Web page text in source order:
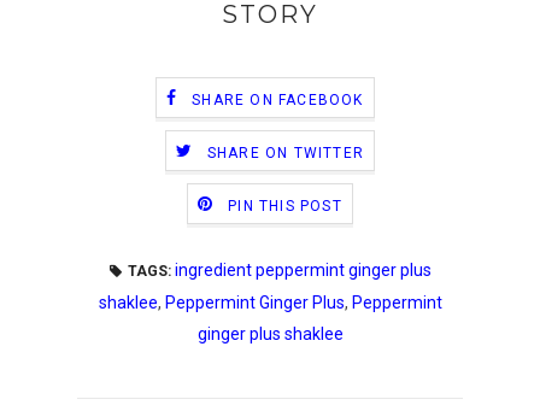
STORY
SHARE ON FACEBOOK
SHARE ON TWITTER
PIN THIS POST
TAGS: ingredient peppermint ginger plus
shaklee, Peppermint Ginger Plus, Peppermint
ginger plus shaklee